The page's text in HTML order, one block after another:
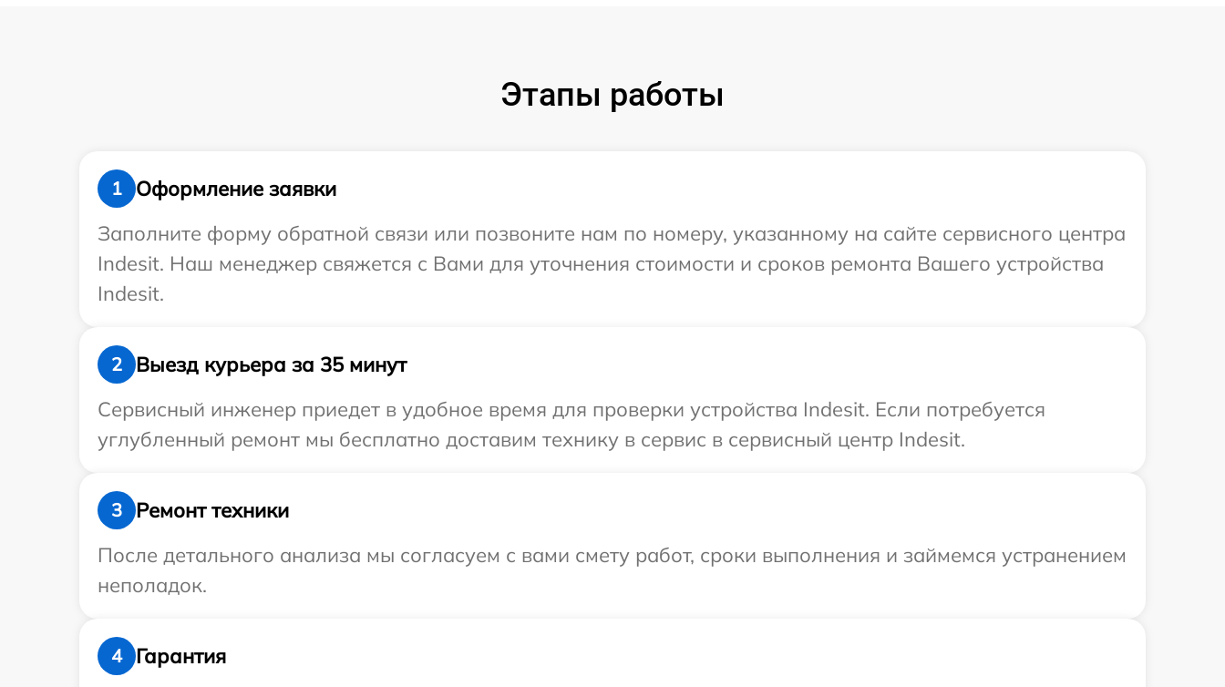
Этапы работы
1
Оформление заявки
Заполните форму обратной связи или позвоните нам по номеру, указанному на сайте сервисного центра
Indesit. Наш менеджер свяжется с Вами для уточнения стоимости и сроков ремонта Вашего устройства
Indesit.
2
Выезд курьера за 35 минут
Сервисный инженер приедет в удобное время для проверки устройства Indesit. Если потребуется
углубленный ремонт мы бесплатно доставим технику в сервис в сервисный центр Indesit.
3
Ремонт техники
После детального анализа мы согласуем с вами смету работ, сроки выполнения и займемся устранением
неполадок.
4
Гарантия